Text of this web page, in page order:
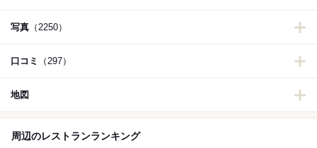
写真 （2250）
口コミ （297）
地図
周辺のレストランランキング